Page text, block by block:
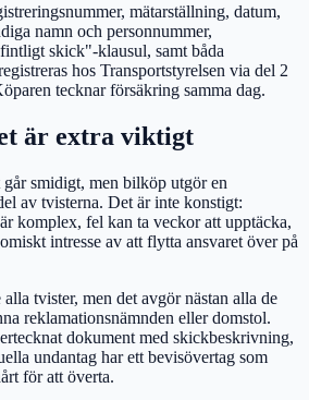
mätarställning, datum,
namn och personnummer,
skick"-klausul, samt båda
hos Transportstyrelsen via del 2
tecknar försäkring samma dag.
är extra viktigt
smidigt, men bilköp utgör en
av tvisterna. Det är inte konstigt:
komplex, fel kan ta veckor att upptäcka,
intresse av att flytta ansvaret över på
tvister, men det avgör nästan alla de
reklamationsnämnden eller domstol.
dokument med skickbeskrivning,
undantag har ett bevisövertag som
för att överta.